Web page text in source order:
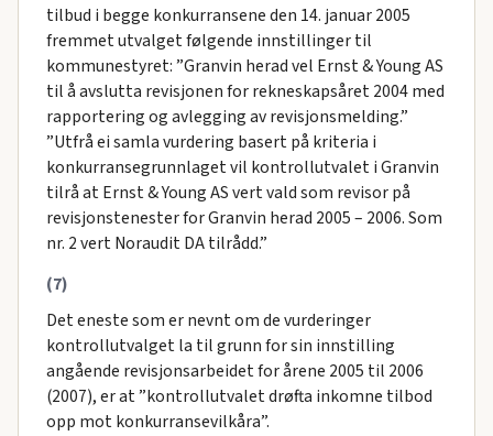
tilbud i begge konkurransene den 14. januar 2005
fremmet utvalget følgende innstillinger til
kommunestyret: ”Granvin herad vel Ernst & Young AS
til å avslutta revisjonen for rekneskapsåret 2004 med
rapportering og avlegging av revisjonsmelding.”
”Utfrå ei samla vurdering basert på kriteria i
konkurransegrunnlaget vil kontrollutvalet i Granvin
tilrå at Ernst & Young AS vert vald som revisor på
revisjonstenester for Granvin herad 2005 – 2006. Som
nr. 2 vert Noraudit DA tilrådd.”
(7)
Det eneste som er nevnt om de vurderinger
kontrollutvalget la til grunn for sin innstilling
angående revisjonsarbeidet for årene 2005 til 2006
(2007), er at ”kontrollutvalet drøfta inkomne tilbod
opp mot konkurransevilkåra”.